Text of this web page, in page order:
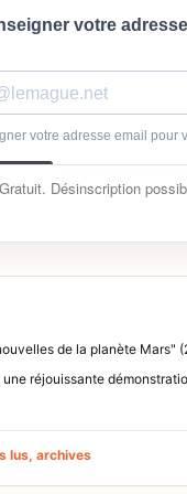
Gratuit. Désinscription
de la planète Mars"
réjouissante
lus, archives